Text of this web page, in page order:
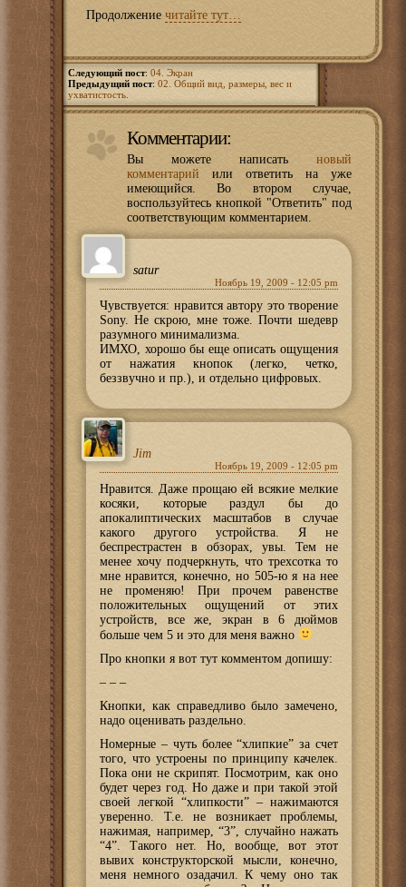
Продолжение читайте тут…
Следующий пост: 04. Экран
Предыдущий пост: 02. Общий вид, размеры, вес и
ухватистость.
Комментарии:
Вы можете написать новый
комментарий или ответить на уже
имеющийся. Во втором случае,
воспользуйтесь кнопкой "Ответить" под
соответствующим комментарием.
satur
Ноябрь 19, 2009 - 12:05 pm
Чувствуется: нравится автору это творение
Sony. Не скрою, мне тоже. Почти шедевр
разумного минимализма.
ИМХО, хорошо бы еще описать ощущения
от нажатия кнопок (легко, четко,
беззвучно и пр.), и отдельно цифровых.
Jim
Ноябрь 19, 2009 - 12:05 pm
Нравится. Даже прощаю ей всякие мелкие
косяки, которые раздул бы до
апокалиптических масштабов в случае
какого другого устройства. Я не
беспрестрастен в обзорах, увы. Тем не
менее хочу подчеркнуть, что трехсотка то
мне нравится, конечно, но 505-ю я на нее
не променяю! При прочем равенстве
положительных ощущений от этих
устройств, все же, экран в 6 дюймов
больше чем 5 и это для меня важно
Про кнопки я вот тут комментом допишу:
– – –
Кнопки, как справедливо было замечено,
надо оценивать раздельно.
Номерные – чуть более “хлипкие” за счет
того, что устроены по принципу качелек.
Пока они не скрипят. Посмотрим, как оно
будет через год. Но даже и при такой этой
своей легкой “хлипкости” – нажимаются
уверенно. Т.е. не возникает проблемы,
нажимая, например, “3”, случайно нажать
“4”. Такого нет. Но, вообще, вот этот
вывих конструкторской мысли, конечно,
меня немного озадачил. К чему оно так